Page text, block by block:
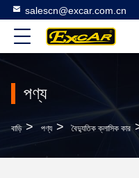
salescn@excar.com.cn
পণ্য
বাড়ি > পণ্য > বৈদ্যুতিক ক্লাসিক কার